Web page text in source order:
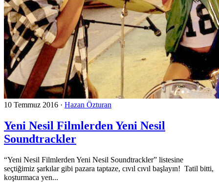
10 Temmuz 2016 · Hazan Özturan
Yeni Nesil Filmlerden Yeni Nesil
Soundtrackler
“Yeni Nesil Filmlerden Yeni Nesil Soundtrackler” listesine
seçtiğimiz şarkılar gibi pazara taptaze, cıvıl cıvıl başlayın! Tatil bitti,
koşturmaca yen...